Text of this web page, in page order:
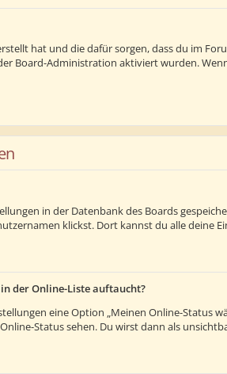
hat und die dafür sorgen, dass du im
Board-Administration aktiviert wurden.
in der Datenbank des Boards
klickst. Dort kannst du alle deine
der Online-Liste auftaucht?
eine Option „Meinen Online-Status
Status sehen. Du wirst dann als